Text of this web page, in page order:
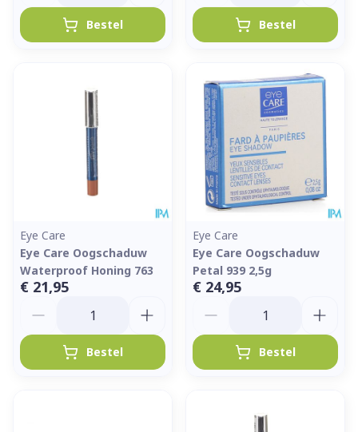
Bestel Bestel
Eye Care
Eye Care Oogschaduw
Waterproof Honing 763
€ 21,95
Bestel
Eye Care
Eye Care Oogschaduw
Petal 939 2,5g
€ 24,95
Bestel